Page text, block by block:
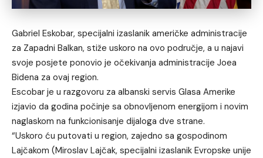
Gabriel Eskobar, specijalni izaslanik američke administracije
za Zapadni Balkan, stiže uskoro na ovo područje, a u najavi
svoje posjete ponovio je očekivanja administracije Joea
Bidena za ovaj region.
Escobar je u razgovoru za albanski servis Glasa Amerike
izjavio da godina počinje sa obnovljenom energijom i novim
naglaskom na funkcionisanje dijaloga dve strane.
“Uskoro ću putovati u region, zajedno sa gospodinom
Lajčakom (Miroslav Lajčak, specijalni izaslanik Evropske unije